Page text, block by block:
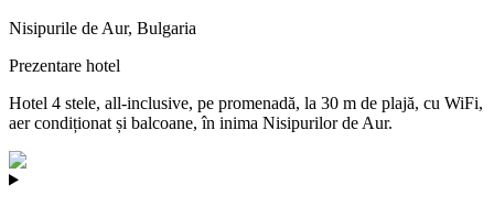
Nisipurile de Aur, Bulgaria
Prezentare hotel
Hotel 4 stele, all-inclusive, pe promenadă, la 30 m de plajă, cu WiFi,
aer condiționat și balcoane, în inima Nisipurilor de Aur.